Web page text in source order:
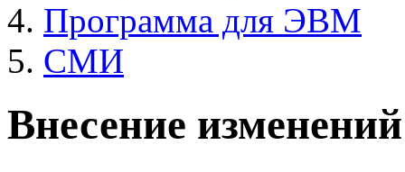
Программа для ЭВМ
СМИ
Внесение